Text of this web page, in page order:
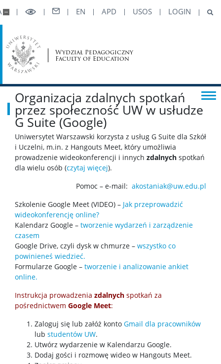
EN APD USOS LOGIN
Wydział Pedagogiczny
Faculty of Education
PRACOWNICY
Wizytówki pracowników
Stopnie i tytuły naukowe
Porady techniczne
STUDENCI
Komunikaty
ERASMUS+
Opłaty
Pomoc materialna
Regulamin studiów na UW
Organizacja zdalnych spotkań
przez społeczność UW w usłudze
G Suite (Google)
Uniwersytet Warszawski korzysta z usług G Suite dla Szkół
i Uczelni, m.in. z Hangouts Meet, który umożliwia
prowadzenie wideokonferencji i innych zdalnych spotkań
dla wielu osób (czytaj więcej).
Pomoc – e-mail: akostaniak@uw.edu.pl
Szkolenie Google Meet (VIDEO) – Jak przeprowadzić
wideokonferencję online?
Kalendarz Google – tworzenie wydarzeń i zarządzenie
czasem
Google Drive, czyli dysk w chmurze – wszystko co
powinieneś wiedzieć.
Formularze Google – tworzenie i analizowanie ankiet
online.
Instrukcja prowadzenia zdalnych spotkań za
pośrednictwem Google Meet:
Zaloguj się lub załóż konto Gmail dla pracowników
lub studentów UW.
Utwórz wydarzenie w Kalendarzu Google.
Dodaj gości i rozmowę wideo w Hangouts Meet.